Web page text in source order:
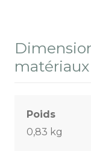
matériaux
Poids
0,83 kg